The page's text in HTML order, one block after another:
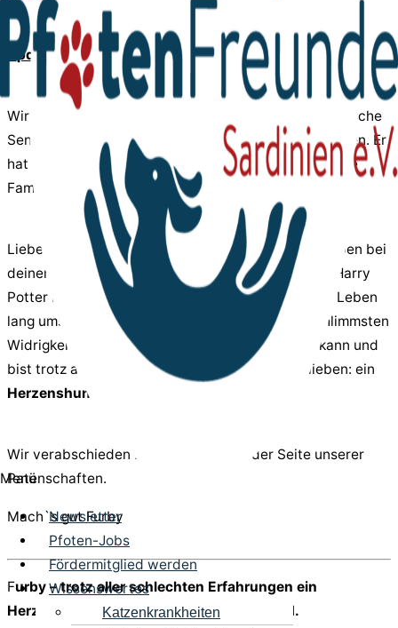
Menü
Newsletter
Pfoten-Jobs
Fördermitglied werden
Wissenswertes
Katzenkrankheiten
Update November 2023
Wir haben supertolle Neuigkeiten von Furby. Der hübsche
Senior-Hundemann darf auf seiner Pflegestelle bleiben. Er
hat mit seinem Charme, seinem positiven Wesen seine
Familie um die Pfote gewickelt.
Lieber Furby, ich wünsche dir ein langes, langes Leben bei
deiner Familie. Du wunderschöner Kerl, mit deiner Harry
Potter Narbe über deinem Auge, musstest fast ein Leben
lang ums Überleben kämpfen, hattest mit den schlimmsten
Widrigkeiten zu tun, die man sich nur vorstellen kann und
bist trotz allem ein so liebenswerter Hund geblieben: ein
Herzenshund
Wir verabschieden Furby hiermit von der Seite unserer
Patenschaften.
Mach`s gut Furby
Furby – trotz aller schlechten Erfahrungen ein
Herzenshund aber auch unser Sorgenkind.